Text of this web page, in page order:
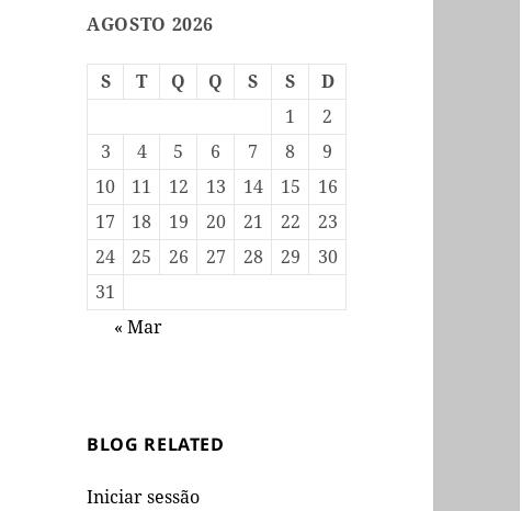
AGOSTO 2026
S T Q Q S S
D
1
2
3
4 5 6 7 8
9
10
11 12 13 14 15
16
17
18 19 20 21 22
23
24
25 26 27 28 29
30
31
« Mar
BLOG RELATED
Iniciar sessão